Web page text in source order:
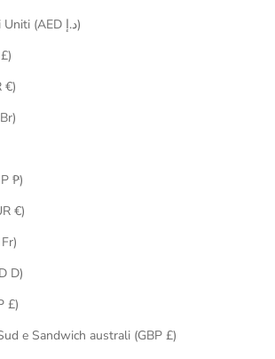
Emirati Arabi Uniti (AED د.إ)
€)
₱)
€)
D)
£)
e Sandwich australi (GBP £)